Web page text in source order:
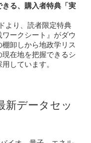
る、購入者特典「実
より、読者限定特典
ワークシート』がダウ
卸しから地政学リス
在地を把握できるシ
しています。
新データセッ